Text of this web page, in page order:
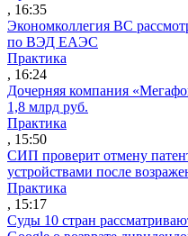
, 16:35
Экономколлегия ВС
по ВЭД ЕАЭС
Практика
, 16:24
Дочерняя компания
1,8 млрд руб.
Практика
, 15:50
СИП проверит отмену
устройствами после
Практика
, 15:17
Суды 10 стран